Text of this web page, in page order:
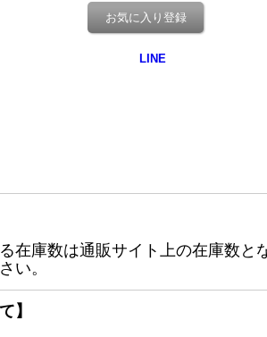
お気に入り登録
在庫数は通販サイト上の在庫数と
い。
】